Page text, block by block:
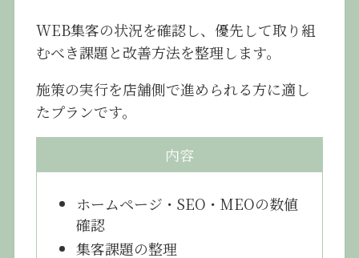
WEB集客の状況を確認し、優先して取り組
むべき課題と改善方法を整理します。
施策の実行を店舗側で進められる方に適し
たプランです。
内容
ホームページ・SEO・MEOの数値
確認
集客課題の整理